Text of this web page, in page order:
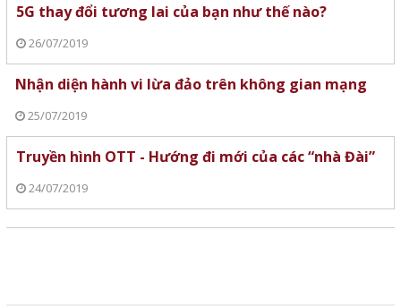
5G thay đổi tương lai của bạn như thế nào?
26/07/2019
Nhận diện hành vi lừa đảo trên không gian mạng
25/07/2019
Truyền hình OTT - Hướng đi mới của các “nhà Đài”
24/07/2019